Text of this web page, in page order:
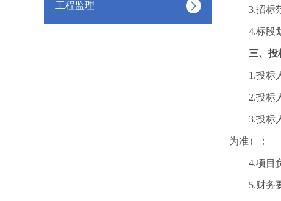
工程监理 3.招标
4.标段
三、投
1.投标
2.投标
3.投标
为准）；
4.项目
5.财务